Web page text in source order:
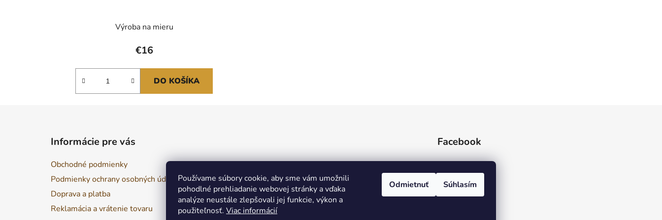
Používame súbory cookie, aby sme vám umožnili
pohodlné prehliadanie webovej stránky a vďaka
analýze neustále zlepšovali jej funkcie, výkon a
použiteľnosť. Viac informácií
Odmietnuť Súhlasím
Výroba na mieru
€16
DO KOŠÍKA
Informácie pre vás
Obchodné podmienky
Podmienky ochrany osobných údajov
Doprava a platba
Reklamácia a vrátenie tovaru
Facebook